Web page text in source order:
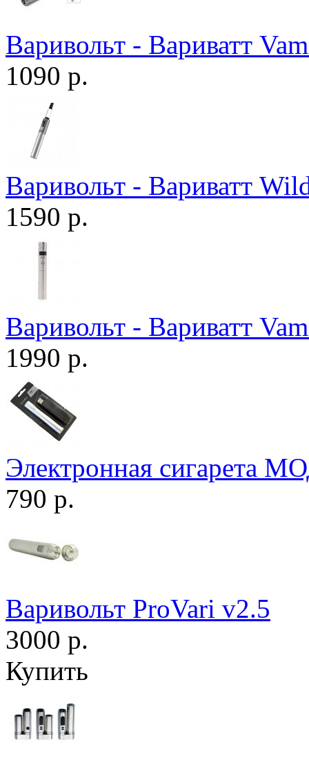
Варивольт - Вариватт
1090 р.
Варивольт - Вариватт
1590 р.
Варивольт - Вариватт
1990 р.
Электронная сигарета
790 р.
Варивольт ProVari v2.5
3000 р.
Купить